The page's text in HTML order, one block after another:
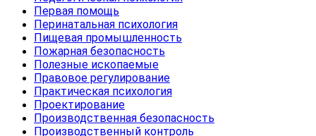
Первая помощь
Перинатальная психология
Пищевая промышленность
Пожарная безопасность
Полезные ископаемые
Правовое регулирование
Практическая психология
Проектирование
Производственная безопасность
Производственный контроль